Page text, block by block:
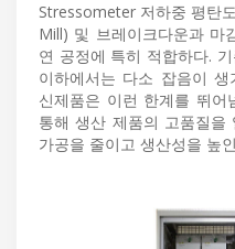
Stressometer 저하중 평탄
Mill) 및 브레이크다운과 마
연 공정에 특히 적합하다.
이하에서는 다소 잡음이
신제품은 이런 한계를 뛰어
통해 생산 제품의 고품질을
가공을 줄이고 생산성을 높